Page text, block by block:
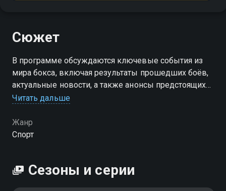
Сюжет
В программе обсуждаются ключевые события из
мира бокса, включая результаты прошедших боёв,
актуальные новости, а также анонсы предстоящих
поединков и турниров, чтобы не пропустить ни
Читать дальше
Жанр
Спорт
Сезоны и серии